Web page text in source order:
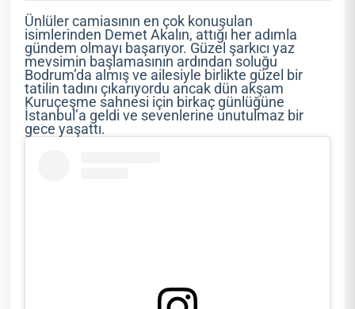
Ünlüler camiasının en çok konuşulan
isimlerinden Demet Akalın, attığı her adımla
gündem olmayı başarıyor. Güzel şarkıcı yaz
mevsimin başlamasının ardından soluğu
Bodrum’da almış ve ailesiyle birlikte güzel bir
tatilin tadını çıkarıyordu ancak dün akşam
Kuruçeşme sahnesi için birkaç günlüğüne
İstanbul’a geldi ve sevenlerine unutulmaz bir
gece yaşattı.